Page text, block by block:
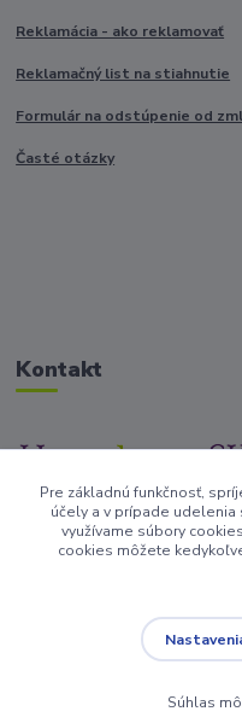
Reklamácia - ako reklamovať
Reklamačný list na stiahnutie
Formulár na odstúpenie od
Časté otázky
Kontakt
+421917682234
/Po-Pi 9-17 hod/
Vytvorené na
Pre základnú funkčnosť,
účely a v prípade udelenia
využívame súbory
cookies môžete
Súhlas